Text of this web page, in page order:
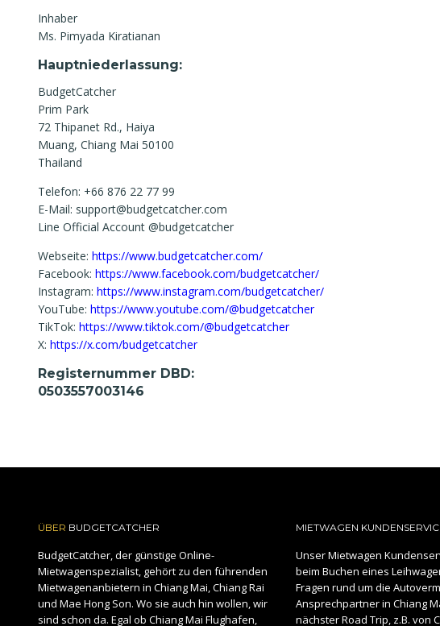
Inhaber
Ms. Pimyada Kiratianan
Hauptniederlassung:
BudgetCatcher
Prim Park
72 Thipanet Rd., Haiya
Muang, Chiang Mai 50100
Thailand
Telefon: +66 876 22 77 99
E-Mail: support@budgetcatcher.com
Line Official Account @budgetcatcher
Webseite: https://www.budgetcatcher.com/
Facebook: https://www.facebook.com/budgetcatcher/
Instagram: https://www.instagram.com/budgetcatcher/
YouTube: https://www.youtube.com/@budgetcatcher
TikTok: https://www.tiktok.com/@budgetcatcher
X: https://x.com/budgetcatcher
Registernummer DBD:
0503557003146
ÜBER BUDGETCATCHER
BudgetCatcher, der günstige Online-
Mietwagenspezialist, gehört zu den führenden
Mietwagenanbietern in Chiang Mai, Chiang Rai
und Mae Hong Son. Wo sie auch hin wollen, wir
sind schon da. Egal ob Chiang Mai Flughafen,
MIETWAGEN
Unser Mietwagen
beim Buchen eines
Fragen rund um die
Ansprechpartner in Chiang
nächster Road Trip, z.B. von